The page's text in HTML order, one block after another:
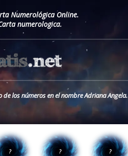
Numerológica Online.
numerologica.
los números en el nombre Adriana Angela.